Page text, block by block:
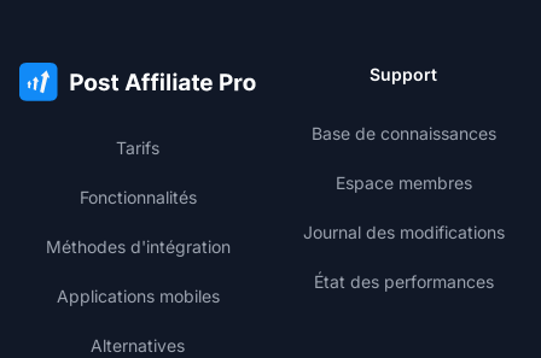
Tarifs
Fonctionnalités
Méthodes d'intégration
Applications mobiles
Alternatives
Support
Base de connaissances
Espace membres
Journal des modifications
État des performances